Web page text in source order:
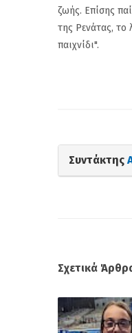
ζωής. Επίσης
της Ρενάτας, το
παιχνίδι".
Συντάκτης
Σχετικά